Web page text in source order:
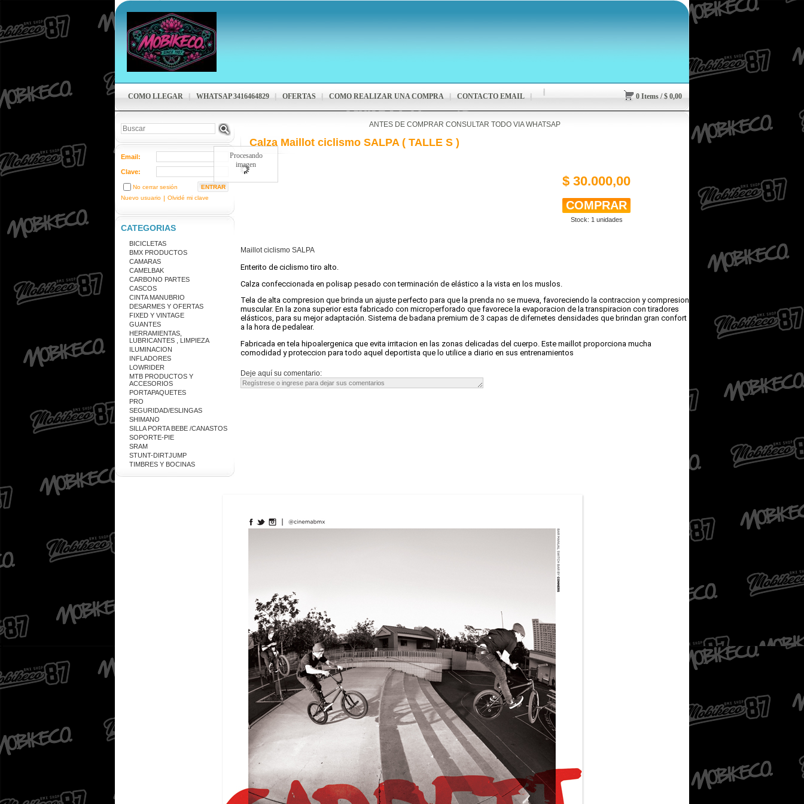
0 Items/ $ 0,00
COMO LLEGAR WHATSAP 3416464829 OFERTAS COMO REALIZAR UNA COMPRA CONTACTO EMAIL
Email:
Clave:
No cerrar sesión
Nuevo usuario | Olvidé mi clave
CATEGORIAS
BICICLETAS
BMX PRODUCTOS
CAMARAS
CAMELBAK
CARBONO PARTES
CASCOS
CINTA MANUBRIO
DESARMES Y OFERTAS
FIXED Y VINTAGE
GUANTES
HERRAMIENTAS,
LUBRICANTES , LIMPIEZA
ILUMINACION
INFLADORES
LOWRIDER
MTB PRODUCTOS Y
ACCESORIOS
PORTAPAQUETES
PRO
SEGURIDAD/ESLINGAS
SHIMANO
SILLA PORTA BEBE /CANASTOS
SOPORTE-PIE
SRAM
STUNT-DIRTJUMP
TIMBRES Y BOCINAS
ANTES DE COMPRAR CONSULTAR TODO VIA WHATSAP
Calza Maillot ciclismo SALPA ( TALLE S )
Procesando
imagen
$ 30.000,00
Stock: 1 unidades
Maillot ciclismo SALPA
Enterito de ciclismo tiro alto.
Calza confeccionada en polisap pesado con terminación de elástico a la vista en los muslos.
Tela de alta compresion que brinda un ajuste perfecto para que la prenda no se mueva, favoreciendo la contraccion y compresion
muscular. En la zona superior esta fabricado con microperforado que favorece la evaporacion de la transpiracion con tiradores
elásticos, para su mejor adaptación. Sistema de badana premium de 3 capas de difernetes densidades que brindan gran confort
a la hora de pedalear.
Fabricada en tela hipoalergenica que evita irritacion en las zonas delicadas del cuerpo. Este maillot proporciona mucha
comodidad y proteccion para todo aquel deportista que lo utilice a diario en sus entrenamientos
Deje aquí su comentario: